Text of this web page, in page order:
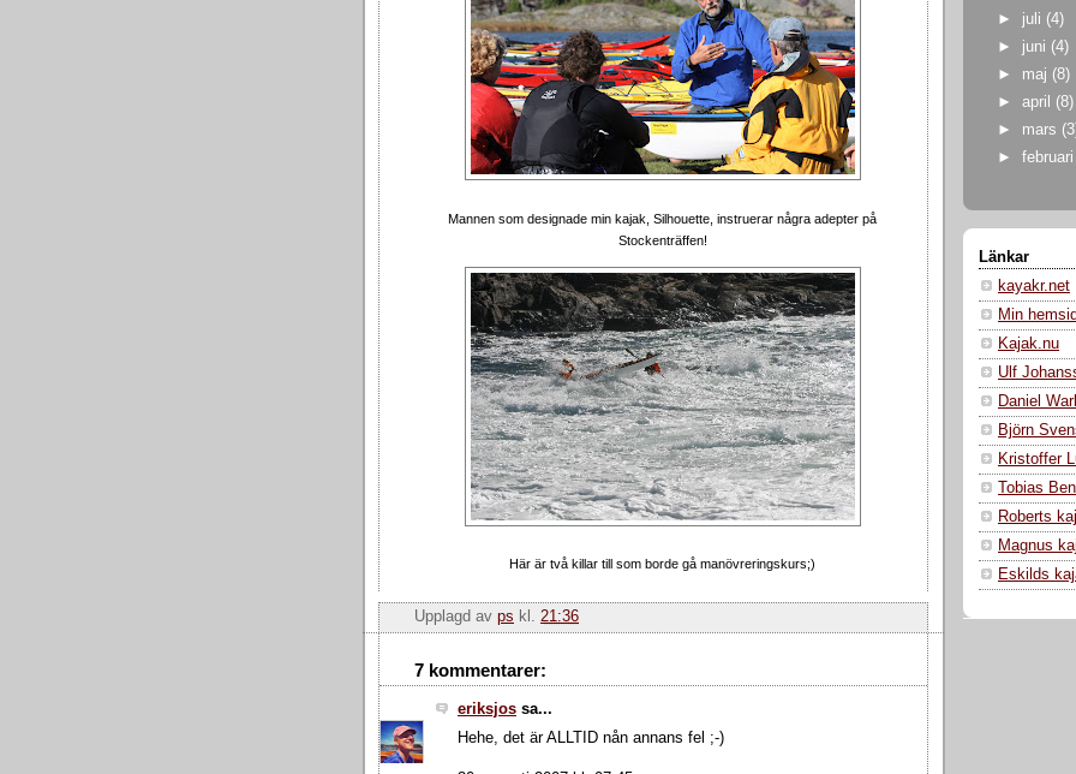
Mannen som designade min kajak, Silhouette, instruerar några adepter på
Stockenträffen!
Här är två killar till som borde gå manövreringskurs;)
Upplagd av ps kl. 21:36
7 kommentarer:
eriksjos sa...
Hehe, det är ALLTID nån annans fel ;-)
► juli (4)
► juni (4)
► maj (8)
►april (8)
► mars
►februari
Länkar
kayakr.net
Min
Kajak.nu
Ulf
Daniel
Björn
Kristoffer
Tobias
Roberts
Magnus
Eskilds